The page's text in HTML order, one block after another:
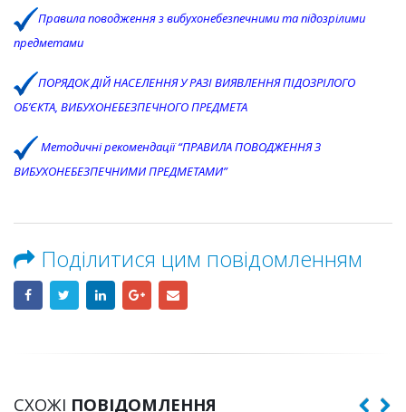
Правила поводження з вибухонебезпечними та підозрілими
предметами
ПОРЯДОК ДІЙ НАСЕЛЕННЯ У РАЗІ ВИЯВЛЕННЯ ПІДОЗРІЛОГО
ОБ’ЄКТА, ВИБУХОНЕБЕЗПЕЧНОГО ПРЕДМЕТА
Методичні рекомендації “ПРАВИЛА ПОВОДЖЕННЯ З
ВИБУХОНЕБЕЗПЕЧНИМИ ПРЕДМЕТАМИ”
Поділитися цим повідомленням
СХОЖІ ПОВІДОМЛЕННЯ